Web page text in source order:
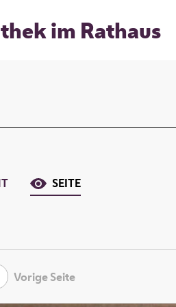
im Rathaus
SEITE
Vorige Seite